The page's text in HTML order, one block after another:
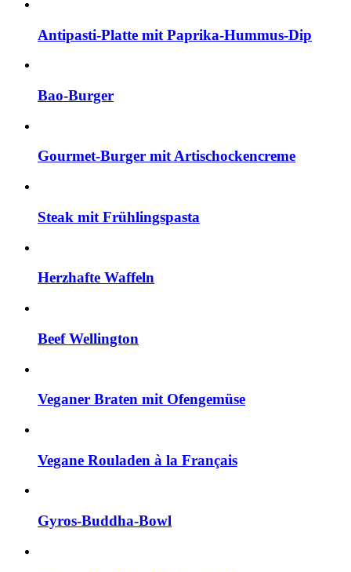
Antipasti-Platte mit Paprika-Hummus-Dip
Bao-Burger
Gourmet-Burger mit Artischockencreme
Steak mit Frühlingspasta
Herzhafte Waffeln
Beef Wellington
Veganer Braten mit Ofengemüse
Vegane Rouladen à la Français
Gyros-Buddha-Bowl